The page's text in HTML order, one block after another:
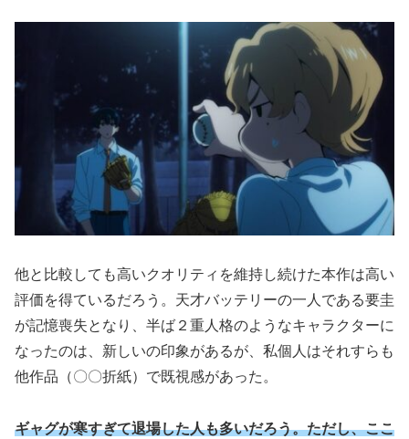
他と比較しても高いクオリティを維持し続けた本作は高い
評価を得ているだろう。天才バッテリーの一人である要圭
が記憶喪失となり、半ば２重人格のようなキャラクターに
なったのは、新しいの印象があるが、私個人はそれすらも
他作品（〇〇折紙）で既視感があった。
ギャグが寒すぎて退場した人も多いだろう。ただし、ここ